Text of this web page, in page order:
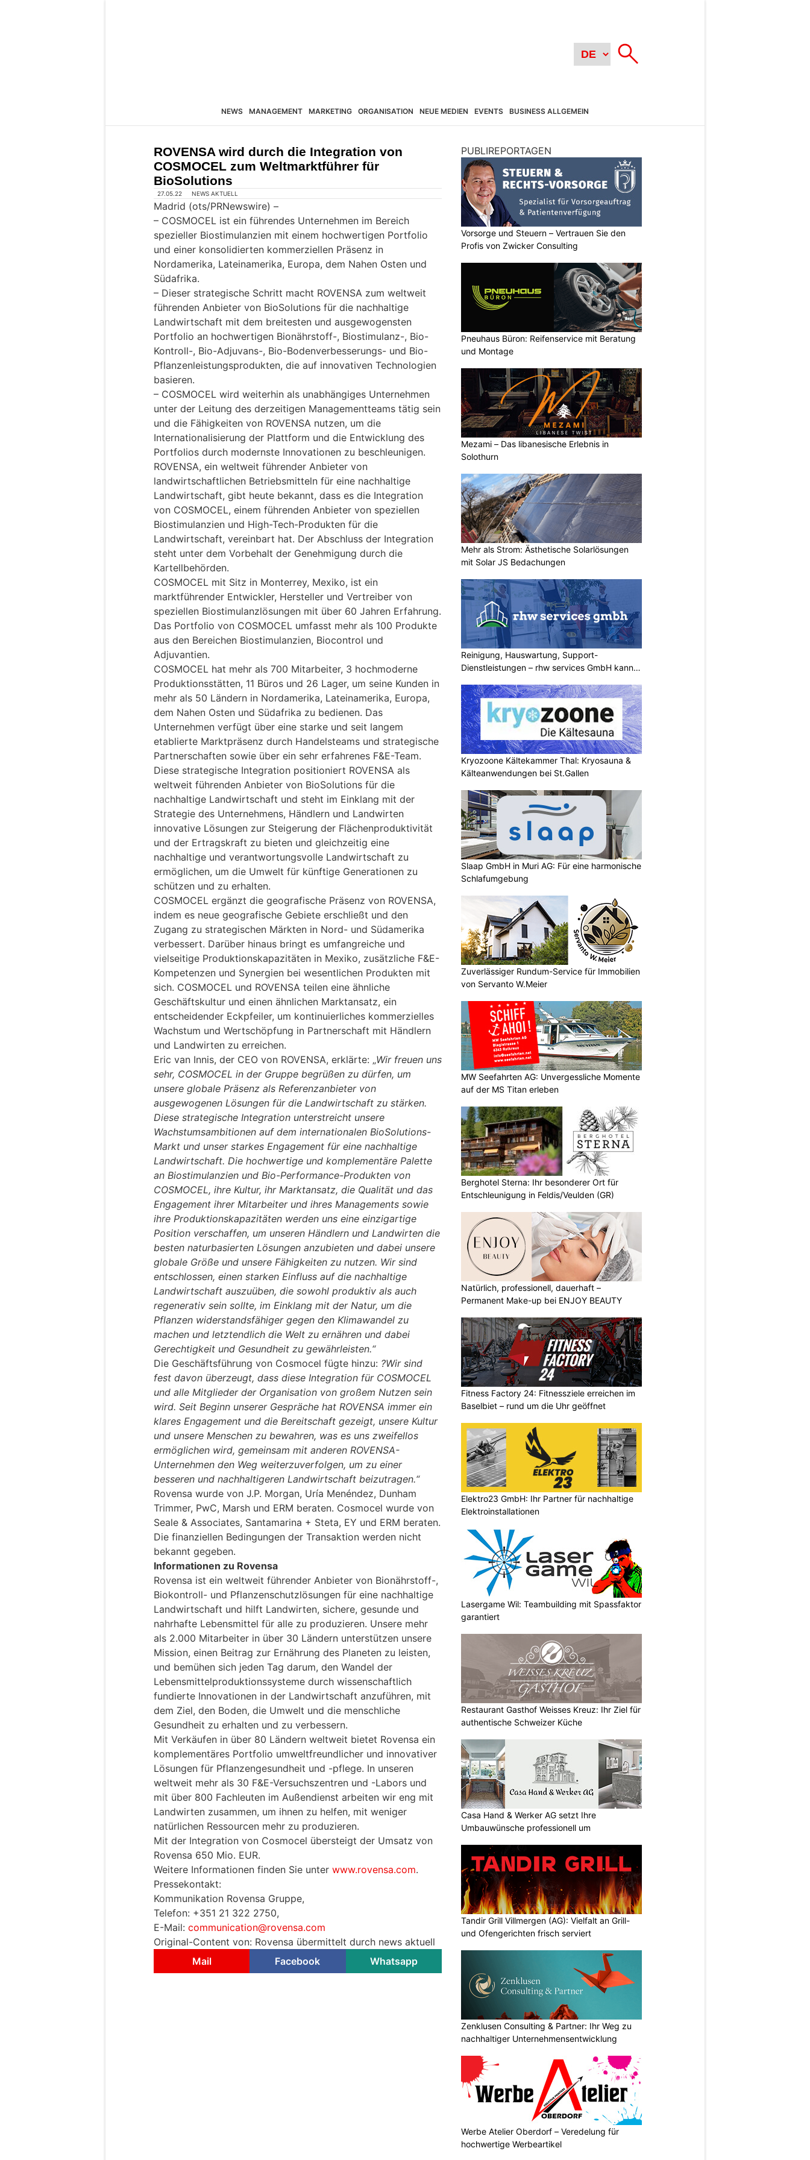
NEWS MANAGEMENT MARKETING ORGANISATION NEUE MEDIEN EVENTS BUSINESS ALLGEMEIN
ROVENSA wird durch die Integration von
COSMOCEL zum Weltmarktführer für
BioSolutions
27.05.22 NEWS AKTUELL
Madrid (ots/PRNewswire) –
– COSMOCEL ist ein führendes Unternehmen im Bereich
spezieller Biostimulanzien mit einem hochwertigen Portfolio
und einer konsolidierten kommerziellen Präsenz in
Nordamerika, Lateinamerika, Europa, dem Nahen Osten und
Südafrika.
– Dieser strategische Schritt macht ROVENSA zum weltweit
führenden Anbieter von BioSolutions für die nachhaltige
Landwirtschaft mit dem breitesten und ausgewogensten
Portfolio an hochwertigen Bionährstoff-, Biostimulanz-, Bio-
Kontroll-, Bio-Adjuvans-, Bio-Bodenverbesserungs- und Bio-
Pflanzenleistungsprodukten, die auf innovativen Technologien
basieren.
– COSMOCEL wird weiterhin als unabhängiges Unternehmen
unter der Leitung des derzeitigen Managementteams tätig sein
und die Fähigkeiten von ROVENSA nutzen, um die
Internationalisierung der Plattform und die Entwicklung des
Portfolios durch modernste Innovationen zu beschleunigen.
ROVENSA, ein weltweit führender Anbieter von
landwirtschaftlichen Betriebsmitteln für eine nachhaltige
Landwirtschaft, gibt heute bekannt, dass es die Integration
von COSMOCEL, einem führenden Anbieter von speziellen
Biostimulanzien und High-Tech-Produkten für die
Landwirtschaft, vereinbart hat. Der Abschluss der Integration
steht unter dem Vorbehalt der Genehmigung durch die
Kartellbehörden.
COSMOCEL mit Sitz in Monterrey, Mexiko, ist ein
marktführender Entwickler, Hersteller und Vertreiber von
speziellen Biostimulanzlösungen mit über 60 Jahren Erfahrung.
Das Portfolio von COSMOCEL umfasst mehr als 100 Produkte
aus den Bereichen Biostimulanzien, Biocontrol und
Adjuvantien.
COSMOCEL hat mehr als 700 Mitarbeiter, 3 hochmoderne
Produktionsstätten, 11 Büros und 26 Lager, um seine Kunden in
mehr als 50 Ländern in Nordamerika, Lateinamerika, Europa,
dem Nahen Osten und Südafrika zu bedienen. Das
Unternehmen verfügt über eine starke und seit langem
etablierte Marktpräsenz durch Handelsteams und strategische
Partnerschaften sowie über ein sehr erfahrenes F&E-Team.
Diese strategische Integration positioniert ROVENSA als
weltweit führenden Anbieter von BioSolutions für die
nachhaltige Landwirtschaft und steht im Einklang mit der
Strategie des Unternehmens, Händlern und Landwirten
innovative Lösungen zur Steigerung der Flächenproduktivität
und der Ertragskraft zu bieten und gleichzeitig eine
nachhaltige und verantwortungsvolle Landwirtschaft zu
ermöglichen, um die Umwelt für künftige Generationen zu
schützen und zu erhalten.
COSMOCEL ergänzt die geografische Präsenz von ROVENSA,
indem es neue geografische Gebiete erschließt und den
Zugang zu strategischen Märkten in Nord- und Südamerika
verbessert. Darüber hinaus bringt es umfangreiche und
vielseitige Produktionskapazitäten in Mexiko, zusätzliche F&E-
Kompetenzen und Synergien bei wesentlichen Produkten mit
sich. COSMOCEL und ROVENSA teilen eine ähnliche
Geschäftskultur und einen ähnlichen Marktansatz, ein
entscheidender Eckpfeiler, um kontinuierliches kommerzielles
Wachstum und Wertschöpfung in Partnerschaft mit Händlern
und Landwirten zu erreichen.
Eric van Innis, der CEO von ROVENSA, erklärte: „Wir freuen uns
sehr, COSMOCEL in der Gruppe begrüßen zu dürfen, um
unsere globale Präsenz als Referenzanbieter von
ausgewogenen Lösungen für die Landwirtschaft zu stärken.
Diese strategische Integration unterstreicht unsere
Wachstumsambitionen auf dem internationalen BioSolutions-
Markt und unser starkes Engagement für eine nachhaltige
Landwirtschaft. Die hochwertige und komplementäre Palette
an Biostimulanzien und Bio-Performance-Produkten von
COSMOCEL, ihre Kultur, ihr Marktansatz, die Qualität und das
Engagement ihrer Mitarbeiter und ihres Managements sowie
ihre Produktionskapazitäten werden uns eine einzigartige
Position verschaffen, um unseren Händlern und Landwirten die
besten naturbasierten Lösungen anzubieten und dabei unsere
globale Größe und unsere Fähigkeiten zu nutzen. Wir sind
entschlossen, einen starken Einfluss auf die nachhaltige
Landwirtschaft auszuüben, die sowohl produktiv als auch
regenerativ sein sollte, im Einklang mit der Natur, um die
Pflanzen widerstandsfähiger gegen den Klimawandel zu
machen und letztendlich die Welt zu ernähren und dabei
Gerechtigkeit und Gesundheit zu gewährleisten.“
Die Geschäftsführung von Cosmocel fügte hinzu: ?Wir sind
fest davon überzeugt, dass diese Integration für COSMOCEL
und alle Mitglieder der Organisation von großem Nutzen sein
wird. Seit Beginn unserer Gespräche hat ROVENSA immer ein
klares Engagement und die Bereitschaft gezeigt, unsere Kultur
und unsere Menschen zu bewahren, was es uns zweifellos
ermöglichen wird, gemeinsam mit anderen ROVENSA-
Unternehmen den Weg weiterzuverfolgen, um zu einer
besseren und nachhaltigeren Landwirtschaft beizutragen.“
Rovensa wurde von J.P. Morgan, Uría Menéndez, Dunham
Trimmer, PwC, Marsh und ERM beraten. Cosmocel wurde von
Seale & Associates, Santamarina + Steta, EY und ERM beraten.
Die finanziellen Bedingungen der Transaktion werden nicht
bekannt gegeben.
Informationen zu Rovensa
Rovensa ist ein weltweit führender Anbieter von Bionährstoff-,
Biokontroll- und Pflanzenschutzlösungen für eine nachhaltige
Landwirtschaft und hilft Landwirten, sichere, gesunde und
nahrhafte Lebensmittel für alle zu produzieren. Unsere mehr
als 2.000 Mitarbeiter in über 30 Ländern unterstützen unsere
Mission, einen Beitrag zur Ernährung des Planeten zu leisten,
und bemühen sich jeden Tag darum, den Wandel der
Lebensmittelproduktionssysteme durch wissenschaftlich
fundierte Innovationen in der Landwirtschaft anzuführen, mit
dem Ziel, den Boden, die Umwelt und die menschliche
Gesundheit zu erhalten und zu verbessern.
Mit Verkäufen in über 80 Ländern weltweit bietet Rovensa ein
komplementäres Portfolio umweltfreundlicher und innovativer
Lösungen für Pflanzengesundheit und -pflege. In unseren
weltweit mehr als 30 F&E-Versuchszentren und -Labors und
mit über 800 Fachleuten im Außendienst arbeiten wir eng mit
Landwirten zusammen, um ihnen zu helfen, mit weniger
natürlichen Ressourcen mehr zu produzieren.
Mit der Integration von Cosmocel übersteigt der Umsatz von
Rovensa 650 Mio. EUR.
Weitere Informationen finden Sie unter www.rovensa.com.
Pressekontakt:
Kommunikation Rovensa Gruppe,
Telefon: +351 21 322 2750,
E-Mail: communication@rovensa.com
Original-Content von: Rovensa übermittelt durch news aktuell
Mail
Facebook Whatsapp
PUBLIREPORTAGEN
Vorsorge und Steuern – Vertrauen Sie den
Profis von Zwicker Consulting
Pneuhaus Büron: Reifenservice mit Beratung
und Montage
Mezami – Das libanesische Erlebnis in
Solothurn
Mehr als Strom: Ästhetische Solarlösungen
mit Solar JS Bedachungen
Reinigung, Hauswartung, Support-
Dienstleistungen – rhw services GmbH kann
Kryozoone Kältekammer Thal: Kryosauna &
Kälteanwendungen bei St.Gallen
Slaap GmbH in Muri AG: Für eine harmonische
Schlafumgebung
Zuverlässiger Rundum-Service für Immobilien
von Servanto W.Meier
MW Seefahrten AG: Unvergessliche Momente
auf der MS Titan erleben
Berghotel Sterna: Ihr besonderer Ort für
Entschleunigung in Feldis/Veulden (GR)
Natürlich, professionell, dauerhaft –
Permanent Make-up bei ENJOY BEAUTY
Fitness Factory 24: Fitnessziele erreichen im
Baselbiet – rund um die Uhr geöffnet
Elektro23 GmbH: Ihr Partner für nachhaltige
Elektroinstallationen
Lasergame Wil: Teambuilding mit Spassfaktor
garantiert
Restaurant Gasthof Weisses Kreuz: Ihr Ziel für
authentische Schweizer Küche
Casa Hand & Werker AG setzt Ihre
Umbauwünsche professionell um
Tandir Grill Villmergen (AG): Vielfalt an Grill-
und Ofengerichten frisch serviert
Zenklusen Consulting & Partner: Ihr Weg zu
nachhaltiger Unternehmensentwicklung
Werbe Atelier Oberdorf – Veredelung für
hochwertige Werbeartikel